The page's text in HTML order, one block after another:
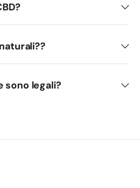
sono legali?